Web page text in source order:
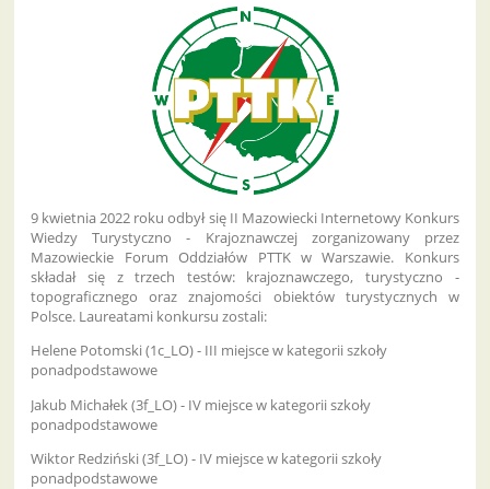
9 kwietnia 2022 roku odbył się II Mazowiecki Internetowy Konkurs
Wiedzy Turystyczno - Krajoznawczej zorganizowany przez
Mazowieckie Forum Oddziałów PTTK w Warszawie. Konkurs
składał się z trzech testów: krajoznawczego, turystyczno -
topograficznego oraz znajomości obiektów turystycznych w
Polsce. Laureatami konkursu zostali:
Helene Potomski (1c_LO) - III miejsce w kategorii szkoły
ponadpodstawowe
Jakub Michałek (3f_LO) - IV miejsce w kategorii szkoły
ponadpodstawowe
Wiktor Redziński (3f_LO) - IV miejsce w kategorii szkoły
ponadpodstawowe